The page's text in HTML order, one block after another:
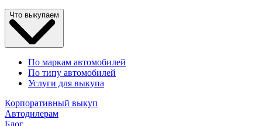
Что выкупаем
По маркам автомобилей
По типу автомобилей
Услуги для выкупа
Корпоративный выкуп
Автодилерам
Блог